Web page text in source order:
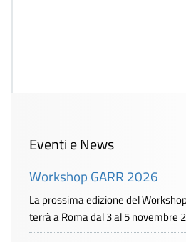
Eventi e News
Workshop GARR 2026
La prossima edizione del
terrà a Roma dal 3 al 5 novembre